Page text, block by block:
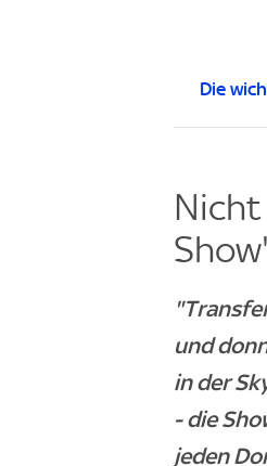
Die
und
in der
- die
jeden